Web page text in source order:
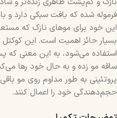
فرموله شده که بافت سبکی دارد
این خود برای موهای نازک که
بسیار حائز اهمیت است. این
استفاده می‌شود، به این معنی که
ساقه مو زده و به حال خود رها
پروتئینی به طور مداوم روی مو
حجم‌دهندگی خود را اعمال کنند.